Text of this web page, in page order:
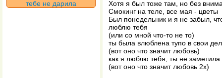
тебе не дарила
Хотя я был тоже там, но без
Смокинг на теле, все мая - цветы
Был понедельник и я не забыл,
люблю тебя
(или со мной что-то не то)
ты была влюблена тупо в свои
(вот оно что значит любовь)
как я люблю тебя, ты не заметила
(вот оно что значит любовь 2х)